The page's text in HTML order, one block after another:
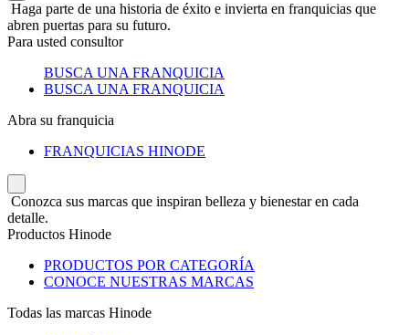
Haga parte de una historia de éxito e invierta en franquicias que
abren puertas para su futuro.
Para usted consultor
BUSCA UNA FRANQUICIA
BUSCA UNA FRANQUICIA
Abra su franquicia
FRANQUICIAS HINODE
Conozca sus marcas que inspiran belleza y bienestar en cada
detalle.
Productos Hinode
PRODUCTOS POR CATEGORÍA
CONOCE NUESTRAS MARCAS
Todas las marcas Hinode